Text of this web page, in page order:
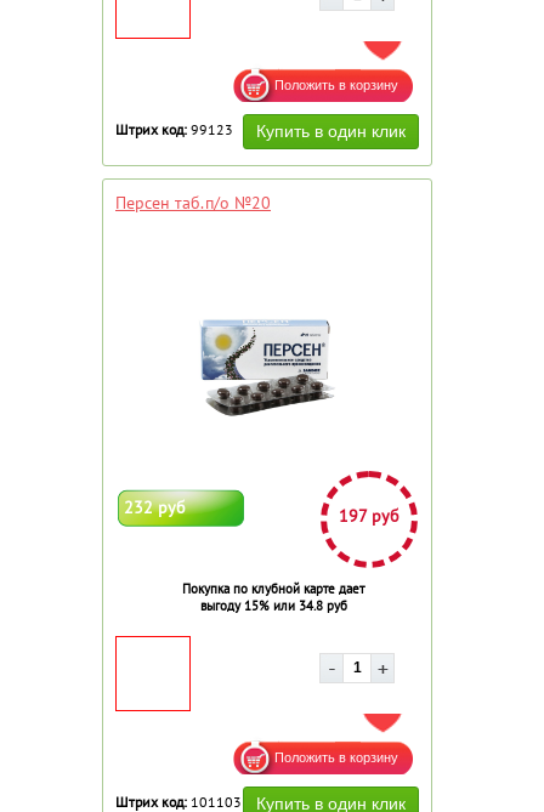
ДОБАВИТЬ В ИЗБРАННОЕ
Штрих код: 99123
Персен таб.п/о №20
232 руб 197 руб
Покупка по клубной карте дает
выгоду 15% или 34.8 руб
ДОБАВИТЬ В ИЗБРАННОЕ
Штрих код: 101103